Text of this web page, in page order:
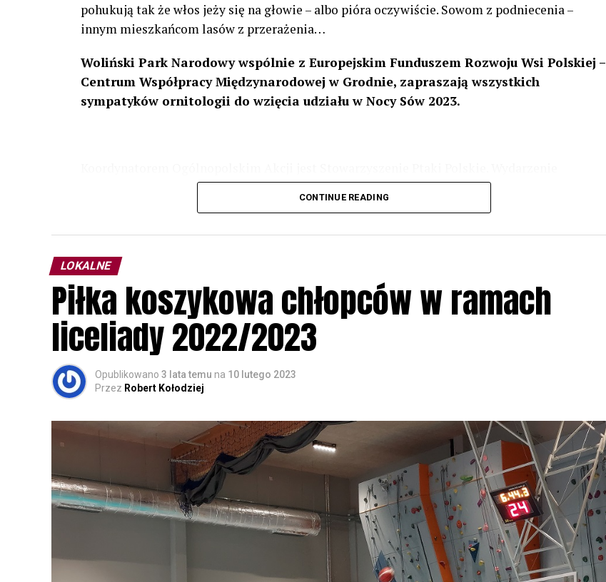
pohukują tak że włos jeży się na głowie – albo pióra oczywiście. Sowom z podniecenia –
innym mieszkańcom lasów z przerażenia…
Woliński Park Narodowy wspólnie z Europejskim Funduszem Rozwoju Wsi Polskiej –
Centrum Współpracy Międzynarodowej w Grodnie, zapraszają wszystkich
sympatyków ornitologii do wzięcia udziału w Nocy Sów 2023.
odbędzie się w dniach24 i 25 lutego 2023 r. wg harmonogramu przedstawionego na
Wszystkich uczestników zapraszamy do udziału w Akcji, włączenia się w aktywne
rozpoznawanie głosów sów i wymianę doświadczeń przy grillu.Na wydarzenie obowiązują
zapisy.
CONTINUE READING
LOKALNE
Piłka koszykowa chłopców w ramach
liceliady 2022/2023
Opublikowano 3 lata temu na 10 lutego 2023
Przez Robert Kołodziej